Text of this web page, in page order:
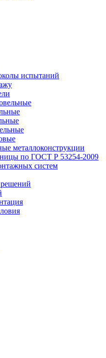
испытаний
металлоконструкции
по ГОСТ Р 53254-2009
систем